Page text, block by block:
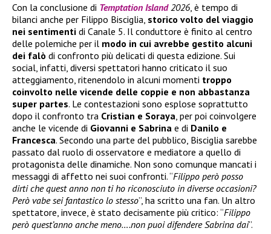
Con la conclusione di Temptation Island 2026 , è tempo di
bilanci anche per Filippo Bisciglia, storico volto del viaggio
nei sentimenti di Canale 5. Il conduttore è finito al centro
delle polemiche per il modo in cui avrebbe gestito alcuni
dei falò di confronto più delicati di questa edizione. Sui
social, infatti, diversi spettatori hanno criticato il suo
atteggiamento, ritenendolo in alcuni momenti troppo
coinvolto nelle vicende delle coppie e non abbastanza
super partes. Le contestazioni sono esplose soprattutto
dopo il confronto tra Cristian e Soraya , per poi coinvolgere
anche le vicende di Giovanni e Sabrina e di Danilo e
Francesca. Secondo una parte del pubblico, Bisciglia sarebbe
passato dal ruolo di osservatore e mediatore a quello di
protagonista delle dinamiche. Non sono comunque mancati i
messaggi di affetto nei suoi confronti. “Filippo però posso
dirti che quest anno non ti ho riconosciuto in diverse occasioni?
Però vabe sei fantastico lo stesso”, ha scritto una fan. Un altro
spettatore, invece, è stato decisamente più critico: “Filippo
però quest’anno anche meno….non puoi difendere Sabrina dai”.